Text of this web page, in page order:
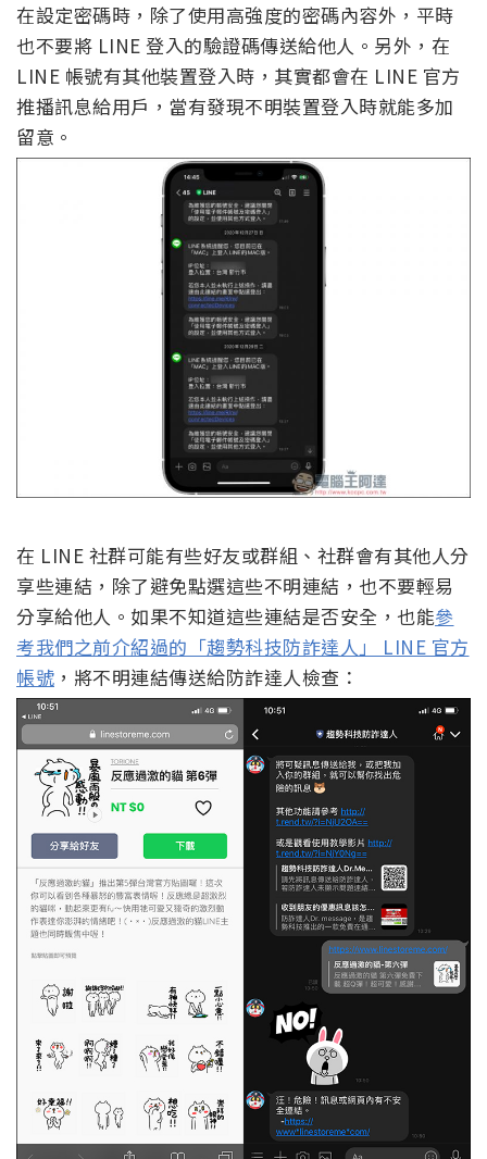
在設定密碼時，除了使用高強度的密碼內容外，平時
也不要將 LINE 登入的驗證碼傳送給他人。另外，在
LINE 帳號有其他裝置登入時，其實都會在 LINE 官方
推播訊息給用戶，當有發現不明裝置登入時就能多加
留意。
在 LINE 社群可能有些好友或群組、社群會有其他人分
享些連結，除了避免點選這些不明連結，也不要輕易
分享給他人。如果不知道這些連結是否安全，也能參
考我們之前介紹過的「趨勢科技防詐達人」 LINE 官方
帳號 ，將不明連結傳送給防詐達人檢查：